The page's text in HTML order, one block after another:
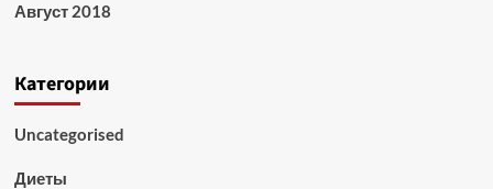
Август 2018
Категории
Uncategorised
Диеты